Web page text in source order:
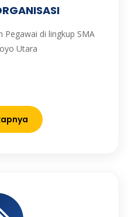
di lingkup SMA
Utara